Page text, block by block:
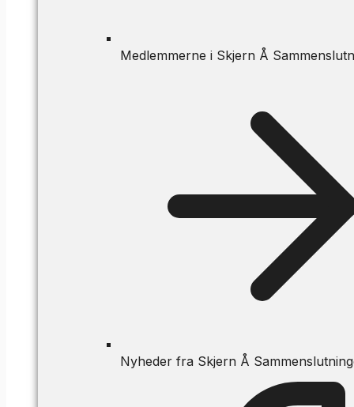
Medlemmerne i Skjern Å
Nyheder fra Skjern Å